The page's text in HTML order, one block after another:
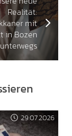
Realität:
mit
in Bozen
unterwegs
29.07.2026